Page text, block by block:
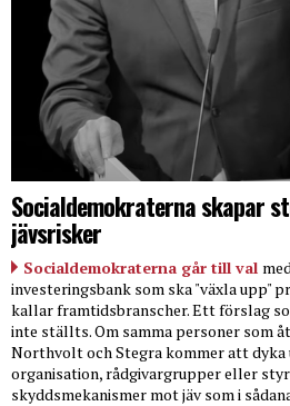
Socialdemokraterna skapar
jävsrisker
Socialdemokraterna går till val
investeringsbank som ska "växla upp"
kallar framtidsbranscher. Ett förslag
inte ställts. Om samma personer som
Northvolt och Stegra kommer att dyka
organisation, rådgivargrupper eller
skyddsmekanismer mot jäv som i